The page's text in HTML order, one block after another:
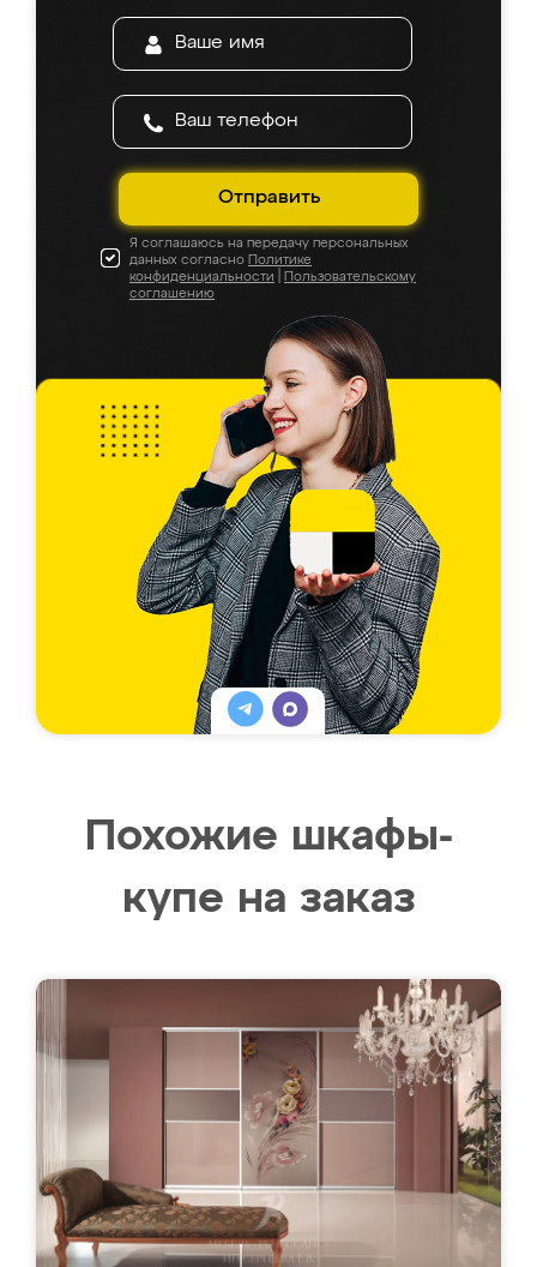
Отправить
Я соглашаюсь на передачу персональных
данных согласно Политике
конфиденциальности
Пользовательскому
соглашению
Похожие шкафы-
купе на заказ